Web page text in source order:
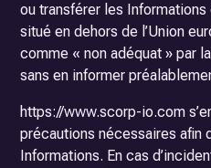
ou transférer les
situé en dehors de l’Union
comme « non adéquat » par
sans en informer
https://www.scorp-io.com
précautions nécessaires afin
Informations. En cas